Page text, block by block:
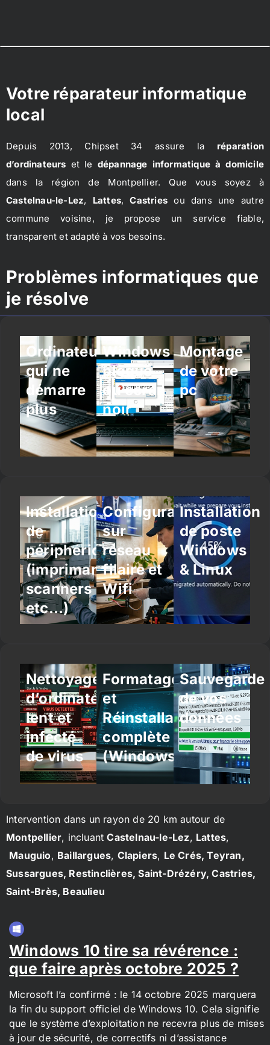
Votre réparateur informatique
local
Depuis 2013, Chipset 34 assure la réparation
d’ordinateurs et le dépannage informatique à domicile
dans la région de Montpellier. Que vous soyez à
Castelnau-le-Lez, Lattes,Castries ou dans une autre
commune voisine, je propose un service fiable,
transparent et adapté à vos besoins.
Problèmes informatiques que
je résolve
Ordinateur
qui ne
démarre
plus
Windows
bloqué
ou écran
noir
Montage
de votre
pc
Installation
de
périphériques
(imprimantes,
scanners
etc…)
Configuration
sur
réseau
filaire et
Wifi
Installation
de poste
Windows
& Linux
Nettoyage
d’ordinateur
lent et
infecté
de virus
Formatage
et
Réinstallation
complète
(Windows/Linux)
Sauvegarde
de vos
données
Intervention dans un rayon de 20 km autour de
Montpellier, incluantCastelnau-le-Lez, Lattes,
Mauguio, Baillargues, Clapiers, Le Crés, Teyran,
Sussargues, Restinclières, Saint-Drézéry, Castries,
Saint-Brès, Beaulieu
Windows 10 tire sa révérence :
que faire après octobre 2025 ?
Microsoft l’a confirmé : le 14 octobre 2025 marquera
la fin du support officiel de Windows 10. Cela signifie
que le système d’exploitation ne recevra plus de mises
à jour de sécurité, de correctifs ni d’assistance